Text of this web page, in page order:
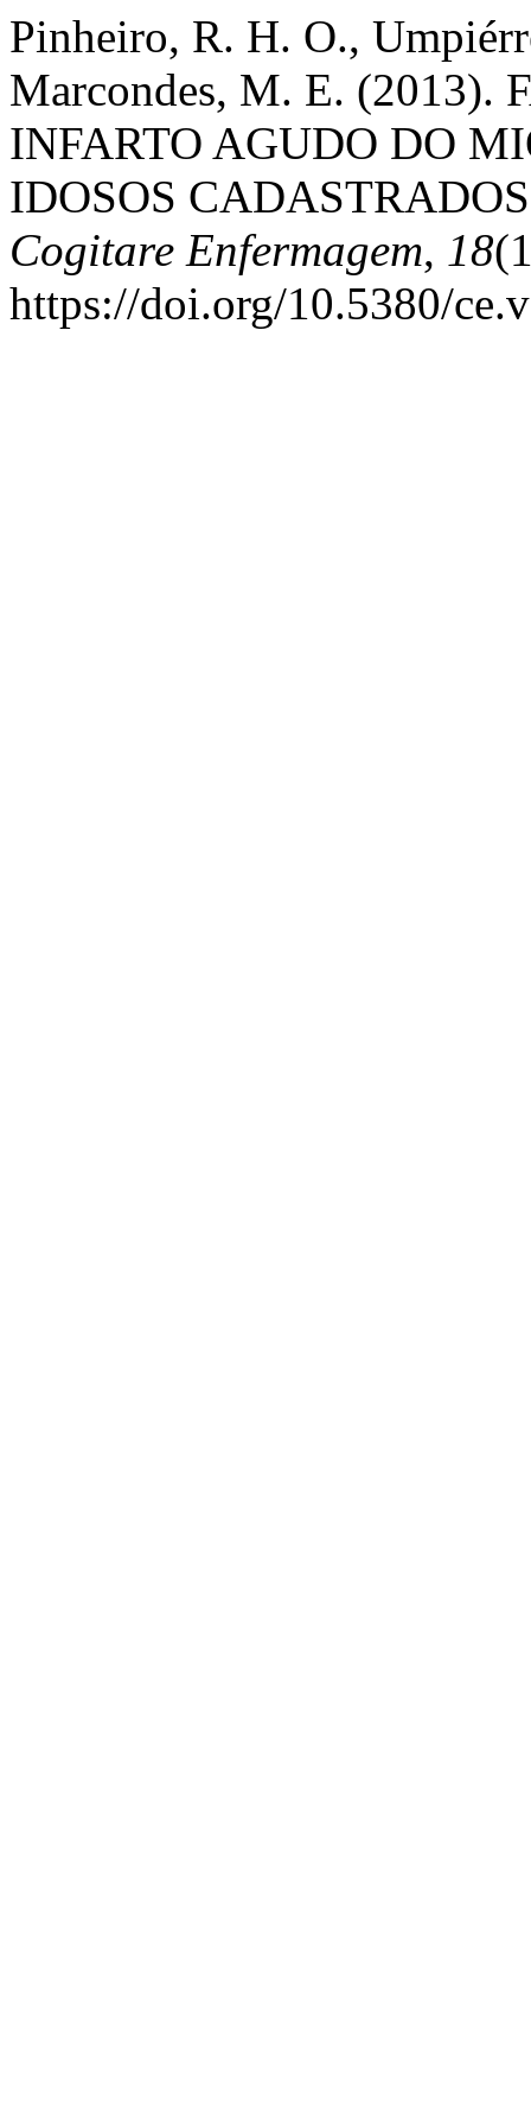
Pinheiro, R. H. O.,
Marcondes, M. E. (2013).
INFARTO AGUDO DO
IDOSOS
Cogitare Enfermagem, 18
https://doi.org/10.5380/